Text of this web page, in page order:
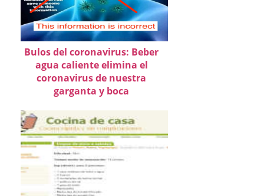
Bulos del coronavirus: Beber
agua caliente elimina el
coronavirus de nuestra
garganta y boca